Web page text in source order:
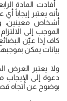
أفادت المادة
بأنه يعتبر
أشخاص معينين،
الموجب إلى
كاف إذا عيّن
بيانات يمكن
ولا يعتبر العرض
دعوة إلى
بوضوح عن اتجاه